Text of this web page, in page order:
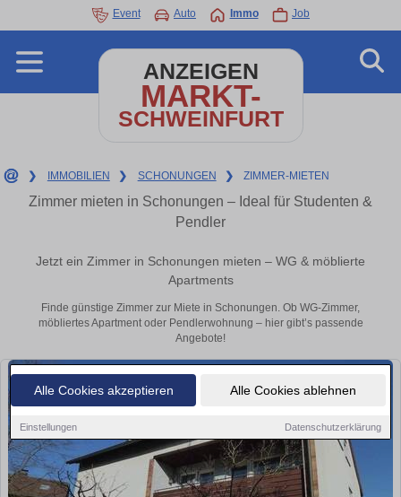
Alle Cookies akzeptieren Alle Cookies ablehnen
Einstellungen Datenschutzerklärung
Event Auto Immo Job
ANZEIGEN
MARKT-
SCHWEINFURT
❯ IMMOBILIEN ❯ SCHONUNGEN ❯ ZIMMER-MIETEN
Zimmer mieten in Schonungen – Ideal für Studenten &
Pendler
Jetzt ein Zimmer in Schonungen mieten – WG & möblierte
Apartments
Finde günstige Zimmer zur Miete in Schonungen. Ob WG-Zimmer,
möbliertes Apartment oder Pendlerwohnung – hier gibt’s passende
Angebote!